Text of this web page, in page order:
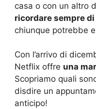
casa o con un altro
ricordare sempre
chiunque potrebbe
Con l’arrivo di
Netflix offre una
Scopriamo quali
disdire un
anticipo!